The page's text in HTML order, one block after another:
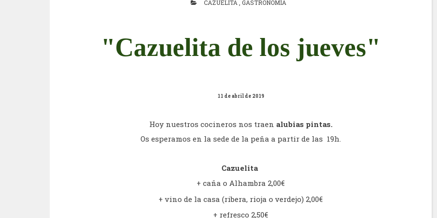
CAZUELITA GASTRONOMIA
"Cazuelita de los jueves"
11 de abril de 2019
Hoy nuestros cocineros nos traen alubias pintas.
Os esperamos en la sede de la peña a partir de las 19h.
Cazuelita
+ caña o Alhambra 2,00€
+ vino de la casa (ribera, rioja o verdejo) 2,00€
+ refresco 2,50€